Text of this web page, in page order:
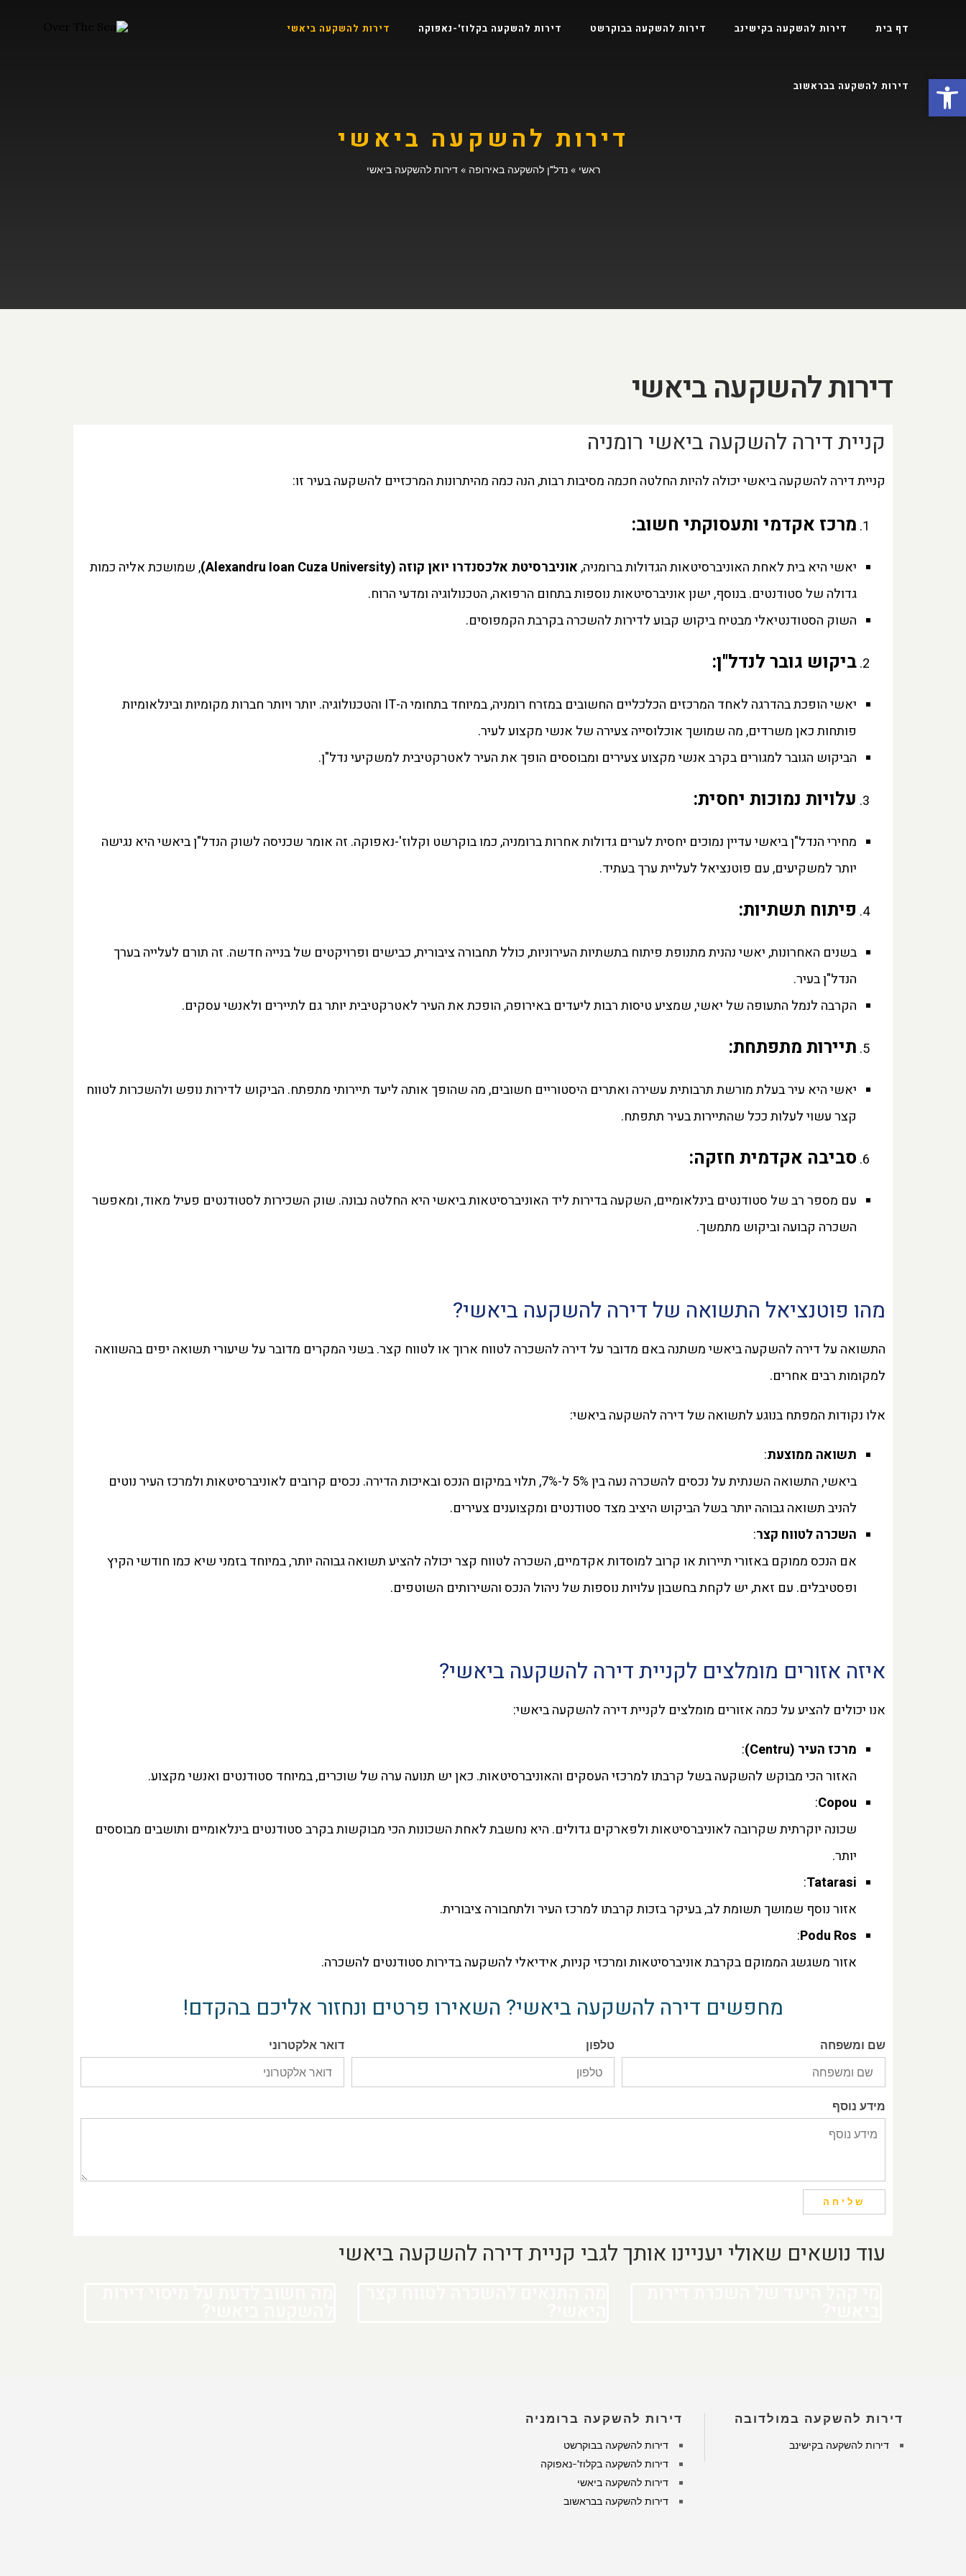
פתח סרגל נגישות
דף בית דירות להשקעה בקישינב דירות להשקעה בבוקרשט דירות להשקעה בקלוז'-נאפוקה דירות להשקעה ביאשי
דירות להשקעה בבראשוב
דירות להשקעה ביאשי
ראשי » נדל"ן להשקעה באירופה » דירות להשקעה ביאשי
דירות להשקעה ביאשי
קניית דירה להשקעה ביאשי רומניה
קניית דירה להשקעה ביאשי יכולה להיות החלטה חכמה מסיבות רבות, הנה כמה מהיתרונות המרכזיים להשקעה בעיר זו:
מרכז אקדמי ותעסוקתי חשוב:
יאשי היא בית לאחת האוניברסיטאות הגדולות ברומניה,אוניברסיטת אלכסנדרו יואן קוזה (Alexandru Ioan Cuza University)
, שמושכת אליה כמות
גדולה של סטודנטים. בנוסף, ישנן אוניברסיטאות נוספות בתחום הרפואה, הטכנולוגיה ומדעי הרוח.
השוק הסטודנטיאלי מבטיח ביקוש קבוע לדירות להשכרה בקרבת הקמפוסים.
ביקוש גובר לנדל"ן:
יאשי הופכת בהדרגה לאחד המרכזים הכלכליים החשובים במזרח רומניה, במיוחד בתחומי ה-IT והטכנולוגיה. יותר ויותר חברות מקומיות ובינלאומיות
פותחות כאן משרדים, מה שמושך אוכלוסייה צעירה של אנשי מקצוע לעיר.
הביקוש הגובר למגורים בקרב אנשי מקצוע צעירים ומבוססים הופך את העיר לאטרקטיבית למשקיעי נדל"ן.
עלויות נמוכות יחסית:
מחירי הנדל"ן ביאשי עדיין נמוכים יחסית לערים גדולות אחרות ברומניה, כמו בוקרשט וקלוז'-נאפוקה. זה אומר שכניסה לשוק הנדל"ן ביאשי היא נגישה
יותר למשקיעים, עם פוטנציאל לעליית ערך בעתיד.
פיתוח תשתיות:
בשנים האחרונות, יאשי נהנית מתנופת פיתוח בתשתיות העירוניות, כולל תחבורה ציבורית, כבישים ופרויקטים של בנייה חדשה. זה תורם לעלייה בערך
הנדל"ן בעיר.
הקרבה לנמל התעופה של יאשי, שמציע טיסות רבות ליעדים באירופה, הופכת את העיר לאטרקטיבית יותר גם לתיירים ולאנשי עסקים.
תיירות מתפתחת:
יאשי היא עיר בעלת מורשת תרבותית עשירה ואתרים היסטוריים חשובים, מה שהופך אותה ליעד תיירותי מתפתח. הביקוש לדירות נופש ולהשכרות לטווח
קצר עשוי לעלות ככל שהתיירות בעיר תתפתח.
סביבה אקדמית חזקה:
עם מספר רב של סטודנטים בינלאומיים, השקעה בדירות ליד האוניברסיטאות ביאשי היא החלטה נבונה. שוק השכירות לסטודנטים פעיל מאוד, ומאפשר
השכרה קבועה וביקוש מתמשך.
מהו פוטנציאל התשואה של דירה להשקעה ביאשי?
התשואה על דירה להשקעה ביאשי משתנה באם מדובר על דירה להשכרה לטווח ארוך או לטווח קצר. בשני המקרים מדובר על שיעורי תשואה יפים בהשוואה
למקומות רבים אחרים.
אלו נקודות המפתח בנוגע לתשואה של דירה להשקעה ביאשי:
תשואה ממוצעת:
ביאשי, התשואה השנתית על נכסים להשכרה נעה בין 5% ל-7%, תלוי במיקום הנכס ובאיכות הדירה. נכסים קרובים לאוניברסיטאות ולמרכז העיר נוטים
להניב תשואה גבוהה יותר בשל הביקוש היציב מצד סטודנטים ומקצוענים צעירים.
השכרה לטווח קצר:
אם הנכס ממוקם באזורי תיירות או קרוב למוסדות אקדמיים, השכרה לטווח קצר יכולה להציע תשואה גבוהה יותר, במיוחד בזמני שיא כמו חודשי הקיץ
ופסטיבלים. עם זאת, יש לקחת בחשבון עלויות נוספות של ניהול הנכס והשירותים השוטפים.
איזה אזורים מומלצים לקניית דירה להשקעה ביאשי?
אנו יכולים להציע על כמה אזורים מומלצים לקניית דירה להשקעה ביאשי:
מרכז העיר (Centru)
:
האזור הכי מבוקש להשקעה בשל קרבתו למרכזי העסקים והאוניברסיטאות. כאן יש תנועה ערה של שוכרים, במיוחד סטודנטים ואנשי מקצוע.
Copou
:
שכונה יוקרתית שקרובה לאוניברסיטאות ולפארקים גדולים. היא נחשבת לאחת השכונות הכי מבוקשות בקרב סטודנטים בינלאומיים ותושבים מבוססים
יותר.
Tatarasi
:
אזור נוסף שמושך תשומת לב, בעיקר בזכות קרבתו למרכז העיר ולתחבורה ציבורית.
Podu Ros
:
אזור משגשג הממוקם בקרבת אוניברסיטאות ומרכזי קניות, אידיאלי להשקעה בדירות סטודנטים להשכרה.
מחפשים דירה להשקעה ביאשי? השאירו פרטים ונחזור אליכם בהקדם!
שם ומשפחה טלפון דואר אלקטרוני
מידע נוסף
שליחה
עוד נושאים שאולי יעניינו אותך לגבי קניית דירה להשקעה ביאשי
דירות להשקעה במולדובה
דירות להשקעה בקישינב
דירות להשקעה ברומניה
דירות להשקעה בבוקרשט
דירות להשקעה בקלוז'-נאפוקה
דירות להשקעה ביאשי
דירות להשקעה בבראשוב